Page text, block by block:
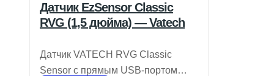
Датчик EzSensor Classic
RVG (1,5 дюйма) — Vatech
Датчик VATECH RVG Classic
Sensor с прямым USB-портом